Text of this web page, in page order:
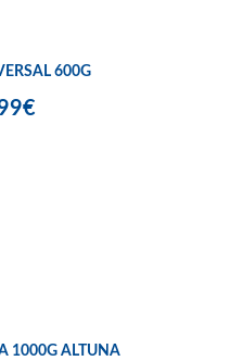
600G
1000G ALTUNA